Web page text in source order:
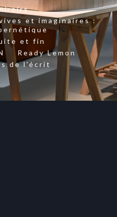
et imaginaires :
et fin
Ready Lemon
de l'écrit